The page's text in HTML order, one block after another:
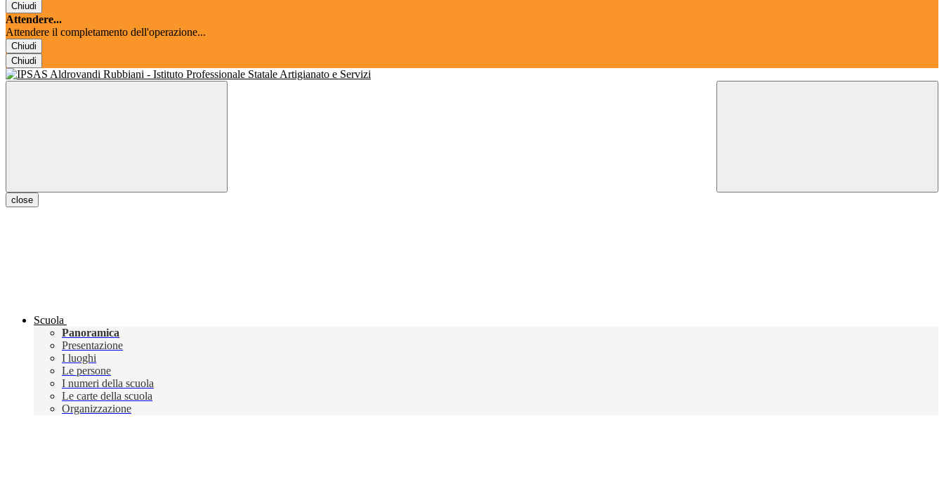
Chiudi
Attendere...
Attendere il completamento dell'operazione...
Chiudi
Chiudi
close
Scuola
Panoramica
Presentazione
I luoghi
Le persone
I numeri della scuola
Le carte della scuola
Organizzazione